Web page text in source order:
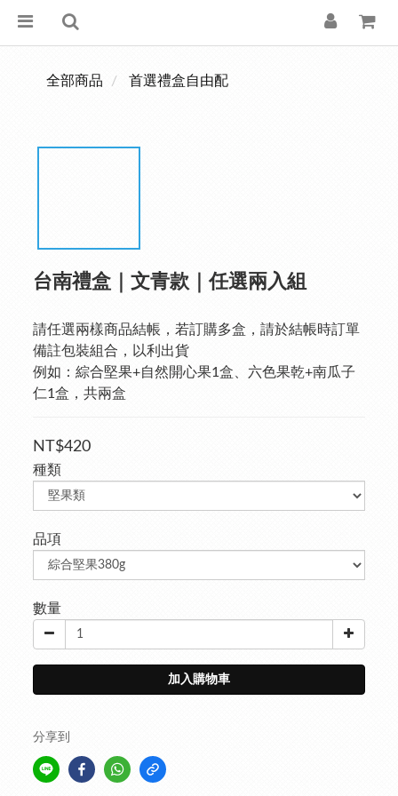
全部商品 首選禮盒自由配
台南禮盒｜文青款｜任選兩入組
請任選兩樣商品結帳，若訂購多盒，請於結帳時訂單
備註包裝組合，以利出貨
例如：綜合堅果+自然開心果1盒、六色果乾+南瓜子
仁1盒，共兩盒
NT$420
種類
品項
數量
加入購物車
分享到